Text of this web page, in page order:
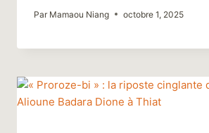
Par Mamaou Niang octobre 1, 2025